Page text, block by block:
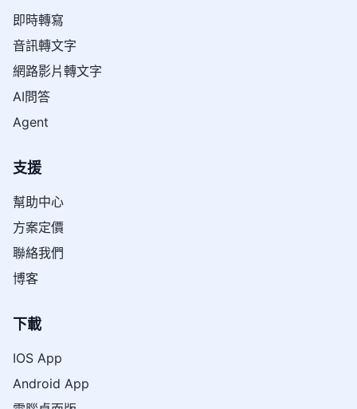
即時轉寫
音訊轉文字
網路影片轉文字
AI問答
Agent
支援
幫助中心
方案定價
聯絡我們
博客
下載
IOS App
Android App